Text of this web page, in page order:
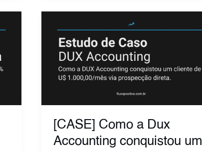
[CASE] Como a Dux
Accounting conquistou um